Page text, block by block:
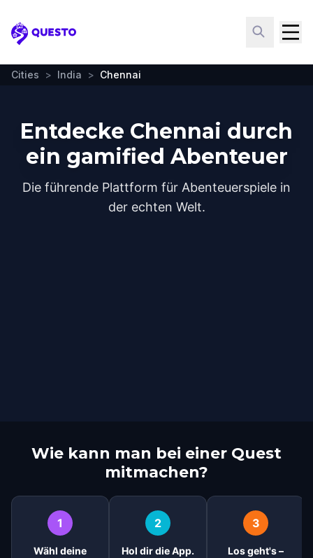
Questo
Cities > India > Chennai
Entdecke Chennai durch
ein gamified Abenteuer
Die führende Plattform für Abenteuerspiele in
der echten Welt.
Wie kann man bei einer Quest
mitmachen?
1
Wähl deine
2
Hol dir die App.
3
Los geht's –